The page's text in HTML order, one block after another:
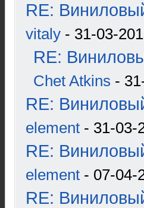
RE:
vitaly - 31-03-
RE:
Chet Atkins -
RE:
element - 31-03-
RE:
element - 07-04-
RE: